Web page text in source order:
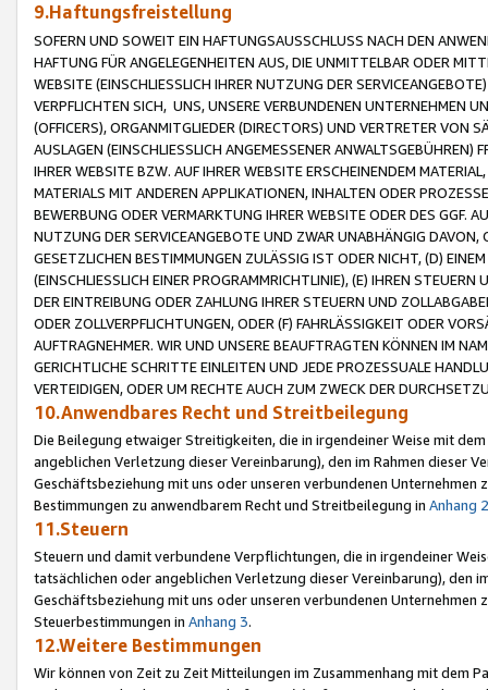
9.Haftungsfreistellung
SOFERN UND SOWEIT EIN HAFTUNGSAUSSCHLUSS NACH DEN
HAFTUNG FÜR ANGELEGENHEITEN AUS, DIE UNMITTELBAR ODER
WEBSITE (EINSCHLIESSLICH IHRER NUTZUNG DER
VERPFLICHTEN SICH, UNS, UNSERE VERBUNDENEN UNTERNEHMEN
(OFFICERS), ORGANMITGLIEDER (DIRECTORS) UND VERTRETER VON
AUSLAGEN (EINSCHLIESSLICH ANGEMESSENER
IHRER WEBSITE BZW. AUF IHRER WEBSITE ERSCHEINENDEM
MATERIALS MIT ANDEREN APPLIKATIONEN, INHALTEN ODER
BEWERBUNG ODER VERMARKTUNG IHRER WEBSITE ODER DES GGF.
NUTZUNG DER SERVICEANGEBOTE UND ZWAR UNABHÄNGIG
GESETZLICHEN BESTIMMUNGEN ZULÄSSIG IST ODER NICHT, (D)
(EINSCHLIESSLICH EINER PROGRAMMRICHTLINIE), (E) IHREN
DER EINTREIBUNG ODER ZAHLUNG IHRER STEUERN UND
ODER ZOLLVERPFLICHTUNGEN, ODER (F) FAHRLÄSSIGKEIT ODER
AUFTRAGNEHMER. WIR UND UNSERE BEAUFTRAGTEN KÖNNEN IM
GERICHTLICHE SCHRITTE EINLEITEN UND JEDE PROZESSUALE
VERTEIDIGEN, ODER UM RECHTE AUCH ZUM ZWECK DER
10.Anwendbares Recht und Streitbeilegung
Die Beilegung etwaiger Streitigkeiten, die in irgendeiner Weise mit
angeblichen Verletzung dieser Vereinbarung), den im Rahmen dieser
Geschäftsbeziehung mit uns oder unseren verbundenen
Bestimmungen zu anwendbarem Recht und Streitbeilegung in Anhang 2
11.Steuern
Steuern und damit verbundene Verpflichtungen, die in irgendeiner
tatsächlichen oder angeblichen Verletzung dieser Vereinbarung), den
Geschäftsbeziehung mit uns oder unseren verbundenen
Steuerbestimmungen in Anhang 3.
12.Weitere Bestimmungen
Wir können von Zeit zu Zeit Mitteilungen im Zusammenhang mit dem